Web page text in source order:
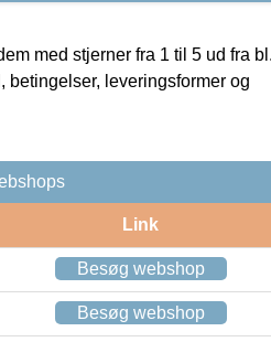
med stjerner fra 1 til 5 ud fra
leveringsformer og
Link
Besøg webshop
Besøg webshop